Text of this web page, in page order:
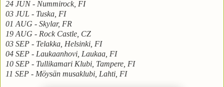
24 JUN - Nummirock, FI
03 JUL - Tuska, FI
01 AUG - Skylar, FR
19 AUG - Rock Castle, CZ
03 SEP - Telakka, Helsinki, FI
04 SEP - Laukaanhovi, Laukaa, FI
10 SEP - Tullikamari Klubi, Tampere, FI
11 SEP - Möysän musaklubi, Lahti, FI